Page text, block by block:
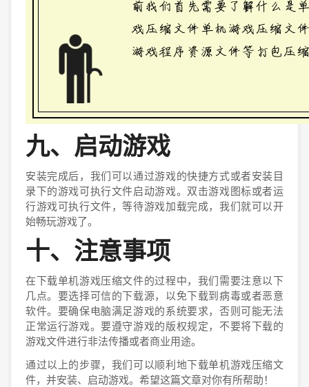
九、启动游戏
安装完成后，我们可以通过游戏的快捷方式或者安装目
录下的游戏可执行文件启动游戏。双击游戏图标或者运
行游戏可执行文件，等待游戏加载完成，我们就可以开
始畅玩游戏了。
十、注意事项
在下载单机游戏压缩文件的过程中，我们需要注意以下
几点。要选择可信的下载源，以免下载到病毒或者恶意
软件。要确保电脑满足游戏的系统要求，否则可能无法
正常运行游戏。要遵守游戏的版权规定，不要将下载的
游戏文件进行非法传播或者商业用途。
通过以上的步骤，我们可以顺利地下载单机游戏压缩文
件，并安装、启动游戏。希望这篇文章对你有所帮助！